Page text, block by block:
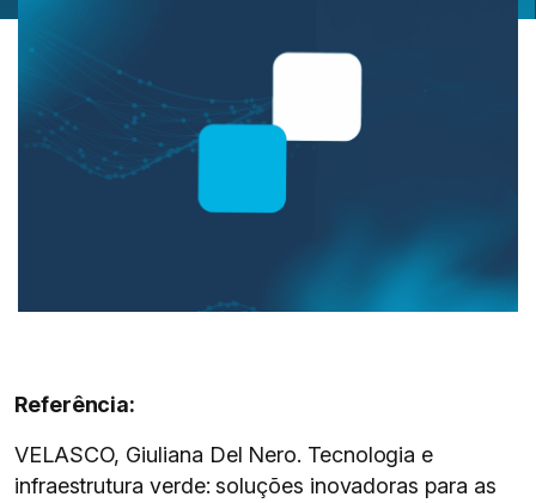
Referência:
VELASCO, Giuliana Del Nero. Tecnologia e
infraestrutura verde: soluções inovadoras para as